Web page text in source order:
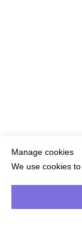
Manage cookies
We use cookies